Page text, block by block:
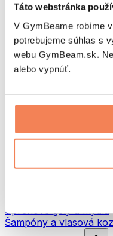
Táto webstránka
V GymBeame robíme
potrebujeme súhlas s
webu GymBeam.sk.
alebo vypnúť.
Pomôcky podľa aktivity
Beh
Bojové športy
Cyklistika
Joga a pilates
Otužovanie
Turistika
Vodné filtre a kanvice
Pracie prostriedky
Sprchové gély a mydlá
Šampóny a vlasová